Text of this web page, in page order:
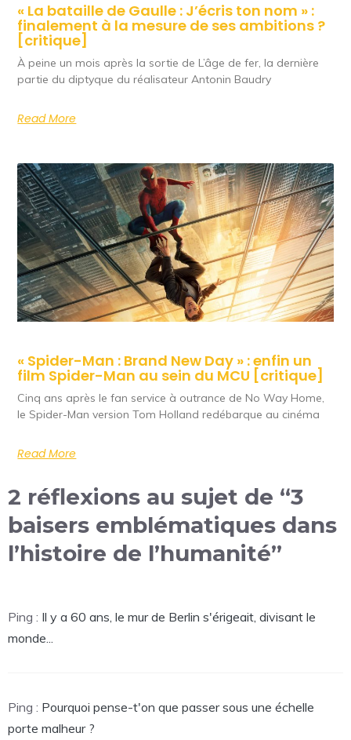
« La bataille de Gaulle : J’écris ton nom » :
finalement à la mesure de ses ambitions ?
[critique]
À peine un mois après la sortie de L’âge de fer, la dernière
partie du diptyque du réalisateur Antonin Baudry
Read More
« Spider-Man : Brand New Day » : enfin un
film Spider-Man au sein du MCU [critique]
Cinq ans après le fan service à outrance de No Way Home,
le Spider-Man version Tom Holland redébarque au cinéma
Read More
2 réflexions au sujet de “3
baisers emblématiques dans
l’histoire de l’humanité”
Ping : Il y a 60 ans, le mur de Berlin s'érigeait, divisant le
monde...
Ping : Pourquoi pense-t'on que passer sous une échelle
porte malheur ?